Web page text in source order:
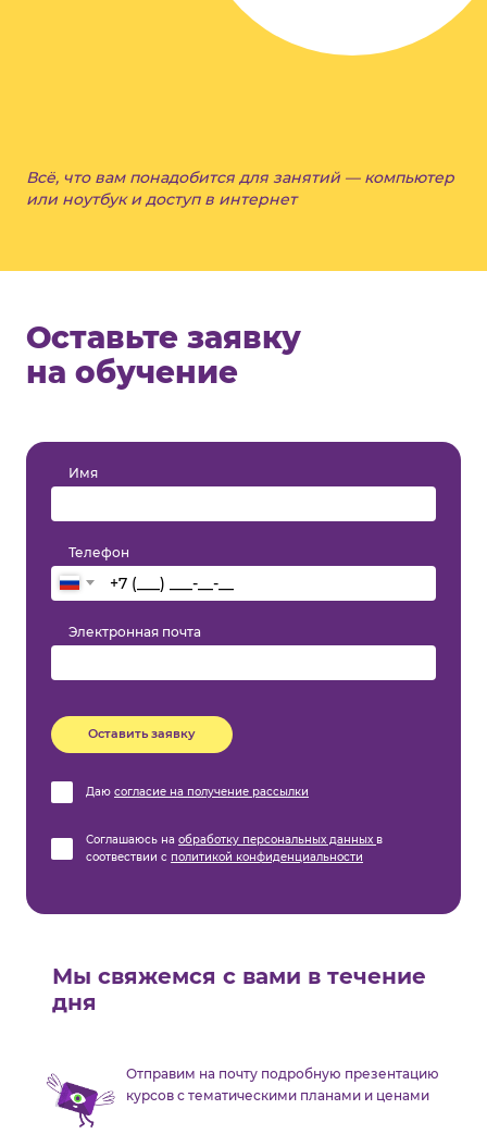
Всё, что вам понадобится для занятий — компьютер
или ноутбук и доступ в интернет
Оставьте заявку
на обучение
Имя
Телефон
Электронная почта
Оставить заявку
Даю согласие на получение рассылки
Соглашаюсь на обработку персональных данных в
соотвествии с политикой конфиденциальности
Мы свяжемся с вами в течение
дня
Отправим на почту подробную презентацию
курсов с тематическими планами и ценами